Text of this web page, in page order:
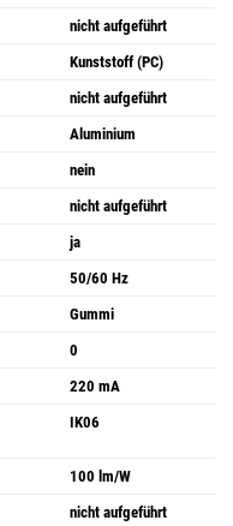
nicht aufgeführt
Kunststoff (PC)
nicht aufgeführt
Aluminium
nein
nicht aufgeführt
ja
50/60 Hz
Gummi
0
220 mA
IK06
100 lm/W
nicht aufgeführt